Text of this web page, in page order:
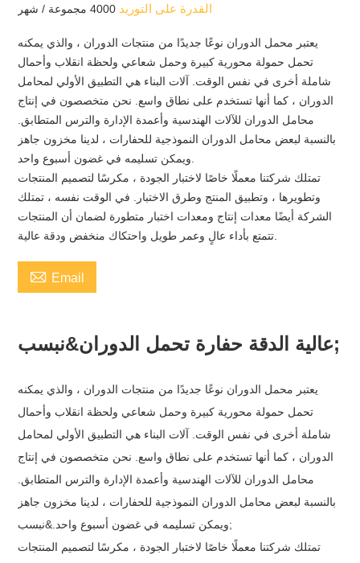
القدرة على التوريد 4000 مجموعة / شهر
يعتبر محمل الدوران نوعًا جديدًا من منتجات الدوران ، والذي يمكنه
تحمل حمولة محورية كبيرة وحمل شعاعي ولحظة انقلاب وأحمال
شاملة أخرى في نفس الوقت. آلات البناء هي التطبيق الأولي لمحامل
الدوران ، كما أنها تستخدم على نطاق واسع. نحن متخصصون في إنتاج
محامل الدوران للآلات الهندسية وأعمدة الإدارة والترس المتطابق.
بالنسبة لبعض محامل الدوران النموذجية للحفارات ، لدينا مخزون جاهز
تمتلك شركتنا معملًا خاصًا لاختبار الجودة ، مكرسًا لتصميم المنتجات
وتطويرها ، وتطبيق المنتج وطرق الاختبار. في الوقت نفسه ، تمتلك
الشركة أيضًا معدات إنتاج ومعدات اختبار متطورة لضمان أن المنتجات
 Email
عالية الدقة حفارة تحمل الدوران&نبسب;
يعتبر محمل الدوران نوعًا جديدًا من منتجات الدوران ، والذي يمكنه
تحمل حمولة محورية كبيرة وحمل شعاعي ولحظة انقلاب وأحمال
شاملة أخرى في نفس الوقت. آلات البناء هي التطبيق الأولي لمحامل
الدوران ، كما أنها تستخدم على نطاق واسع. نحن متخصصون في إنتاج
محامل الدوران للآلات الهندسية وأعمدة الإدارة والترس المتطابق.
بالنسبة لبعض محامل الدوران النموذجية للحفارات ، لدينا مخزون جاهز
ويمكن تسليمه في غضون أسبوع واحد.&نبسب;
تمتلك شركتنا معملًا خاصًا لاختبار الجودة ، مكرسًا لتصميم المنتجات